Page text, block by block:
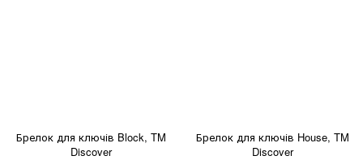
Брелок для ключів Block, TM
Discover
Брелок для ключів House, TM
Discover